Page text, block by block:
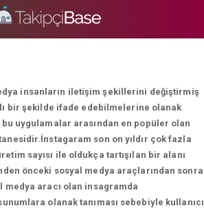
insanların iletişim şekillerini değiştirmiş
bir şekilde ifade edebilmelerine olanak
uygulamalar arasından en popüler olan
son on yıldır çok fazla
sayısı ile oldukça tartışılan bir alanı
önceki sosyal medya araçlarından sonra
medya aracı olan insagramda
olanak tanıması sebebiyle kullanıcı